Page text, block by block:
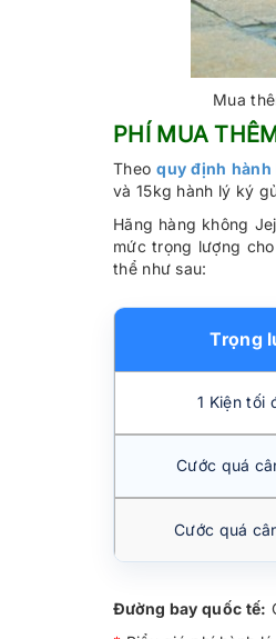
Mua
PHÍ MUA
Theoquy định
và 15kg hành lý ký
Hãng hàng không
mức trọng lượng
thể như sau:
Trọng
1 Kiện tối
Cước quá
Cước quá
Đường bay quốc tế: